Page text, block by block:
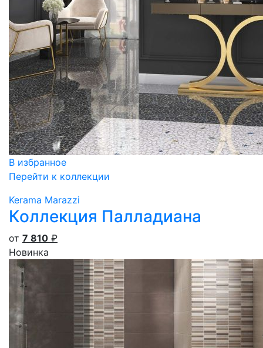
В избранное
Перейти к коллекции
Kerama Marazzi
Коллекция Палладиана
от 7 810 ₽
Новинка